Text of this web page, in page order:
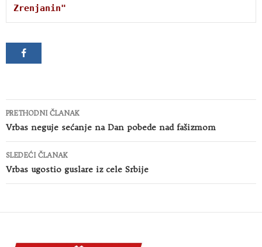
Zrenjanin"
Kretanje
članaka
PRETHODNI ČLANAK
Vrbas neguje sećanje na Dan pobede nad fašizmom
SLEDEĆI ČLANAK
Vrbas ugostio guslare iz cele Srbije